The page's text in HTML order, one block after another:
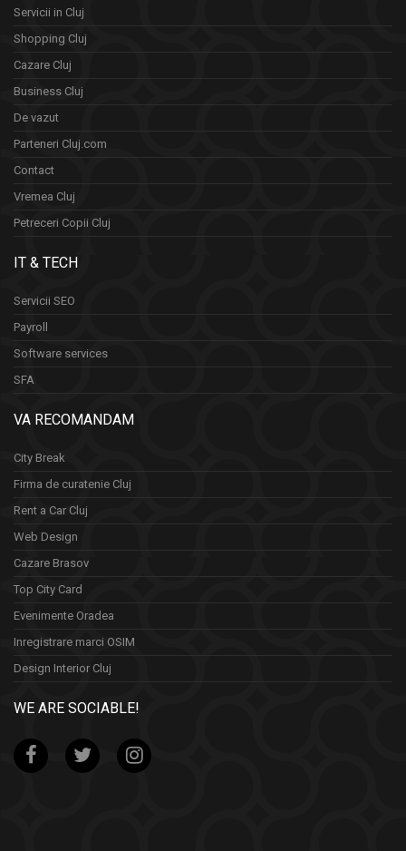
Servicii in Cluj
Shopping Cluj
Cazare Cluj
Business Cluj
De vazut
Parteneri Cluj.com
Contact
Vremea Cluj
Petreceri Copii Cluj
IT & TECH
Servicii SEO
Payroll
Software services
SFA
VA RECOMANDAM
City Break
Firma de curatenie Cluj
Rent a Car Cluj
Web Design
Cazare Brasov
Top City Card
Evenimente Oradea
Inregistrare marci OSIM
Design Interior Cluj
WE ARE SOCIABLE!